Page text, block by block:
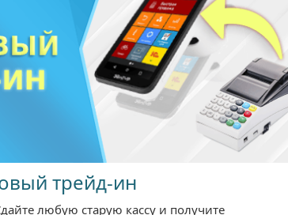
трейд-ин
любую старую кассу и получите